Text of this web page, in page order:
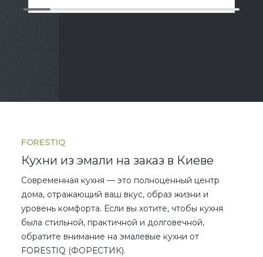
FORESTIQ
Кухни из эмали на заказ в Киеве
Современная кухня — это полноценный центр
дома, отражающий ваш вкус, образ жизни и
уровень комфорта. Если вы хотите, чтобы кухня
была стильной, практичной и долговечной,
обратите внимание на эмалевые кухни от
FORESTIQ (ФОРЕСТИК).